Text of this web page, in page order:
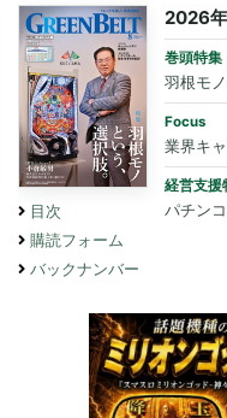
目次
購読フォーム
バックナンバー
2026
巻頭特集
羽根モ
Focus
業界キ
経営支援
パチン